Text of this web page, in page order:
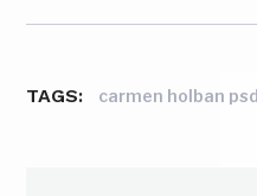
TAGS: carmen holban psd